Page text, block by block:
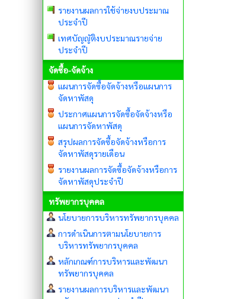
รายงานผลการใช้จ่ายงบประมาณ
ประจำปี
เทศบัญญัติงบประมาณรายจ่าย
ประจำปี
จัดซื้อ-จัดจ้าง
แผนการจัดซื้อจัดจ้างหรือแผนการ
จัดหาพัสดุ
ประกาศแผนการจัดซื้อจัดจ้างหรือ
แผนการจัดหาพัสดุ
สรุปผลการจัดซื้อจัดจ้างหรือการ
จัดหาพัสดุรายเดือน
รายงานผลการจัดซื้อจัดจ้างหรือการ
จัดหาพัสดุประจำปี
ทรัพยากรบุคคล
นโยบายการบริหารทรัพยากรบุคคล
การดำเนินการตามนโยบายการ
บริหารทรัพยากรบุคคล
หลักเกณฑ์การบริหารและพัฒนา
ทรัพยากรบุคคล
รายงานผลการบริหารและพัฒนา